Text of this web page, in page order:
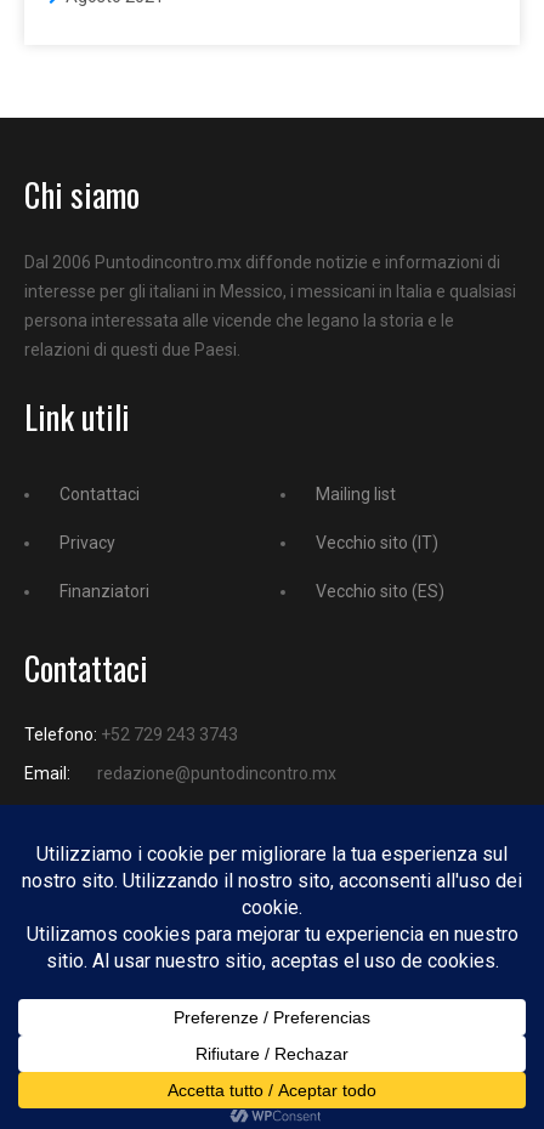
Chi siamo
Dal 2006 Puntodincontro.mx diffonde notizie e informazioni di
interesse per gli italiani in Messico, i messicani in Italia e qualsiasi
persona interessata alle vicende che legano la storia e le
relazioni di questi due Paesi.
Link utili
Contattaci
Privacy
Finanziatori
Mailing list
Vecchio sito (IT)
Vecchio sito (ES)
Contattaci
Telefono: +52 729 243 3743
Email:
redazione@puntodincontro.mx
PUNTODINCONTRO
Copyright © 2025 Puntodincontro
Design by DisegnoW